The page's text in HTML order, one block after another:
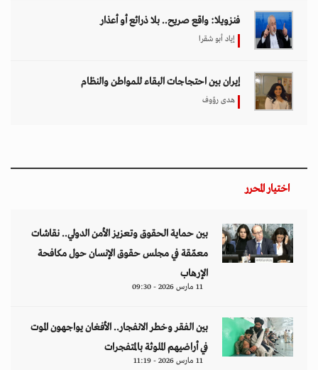
فنزويلا: واقع صريح.. بلا ذرائع أو أعذار
إياد أبو شقرا
إيران بين احتجاجات البقاء للمواطن والنظام
هدى رؤوف
اختيار المحرر
بين حماية الحقوق وتعزيز الأمن الدولي.. نقاشات
معمّقة في مجلس حقوق الإنسان حول مكافحة
الإرهاب
11 مارس 2026 - 09:30
بين الفقر وخطر الانفجار.. الأفغان يواجهون الموت
في أراضيهم الملوثة بالمتفجرات
11 مارس 2026 - 11:19